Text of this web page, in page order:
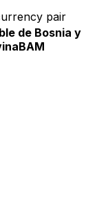
pair
de Bosnia y
BAM